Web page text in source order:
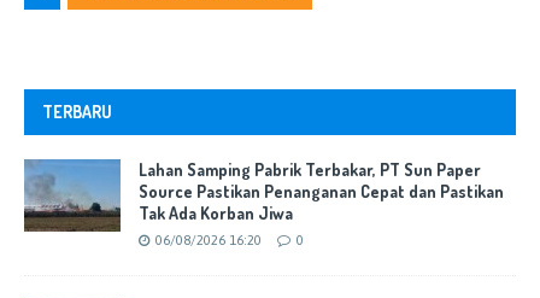
TERBARU
Lahan Samping Pabrik Terbakar, PT Sun Paper
Source Pastikan Penanganan Cepat dan Pastikan
Tak Ada Korban Jiwa
06/08/2026 16:20 0